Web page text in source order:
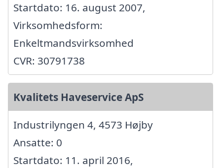
Startdato: 16. august 2007,
Virksomhedsform:
Enkeltmandsvirksomhed
CVR: 30791738
Kvalitets Haveservice ApS
Industrilyngen 4, 4573 Højby
Ansatte: 0
Startdato: 11. april 2016,